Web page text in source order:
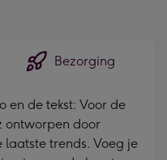
Bezorging
en de tekst: Voor de
ontworpen door
laatste trends. Voeg je